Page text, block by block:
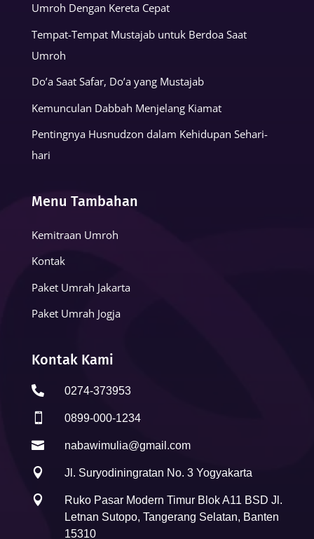
Umroh Dengan Kereta Cepat
Tempat-Tempat Mustajab untuk Berdoa Saat
Umroh
Do’a Saat Safar, Do’a yang Mustajab
Kemunculan Dabbah Menjelang Kiamat
Pentingnya Husnudzon dalam Kehidupan Sehari-
hari
Menu Tambahan
Kemitraan Umroh
Kontak
Paket Umrah Jakarta
Paket Umrah Jogja
Kontak Kami
 0274-373953
 0899-000-1234
 nabawimulia@gmail.com
 Jl. Suryodiningratan No. 3 Yogyakarta

Ruko Pasar Modern Timur Blok A11 BSD Jl.
Letnan Sutopo, Tangerang Selatan, Banten
15310